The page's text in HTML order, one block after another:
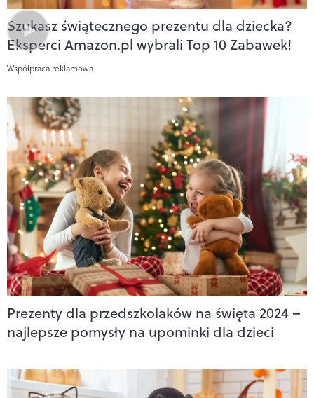
Szukasz świątecznego prezentu dla dziecka?
Eksperci Amazon.pl wybrali Top 10 Zabawek!
Współpraca reklamowa
Prezenty dla przedszkolaków na święta 2024 –
najlepsze pomysły na upominki dla dzieci